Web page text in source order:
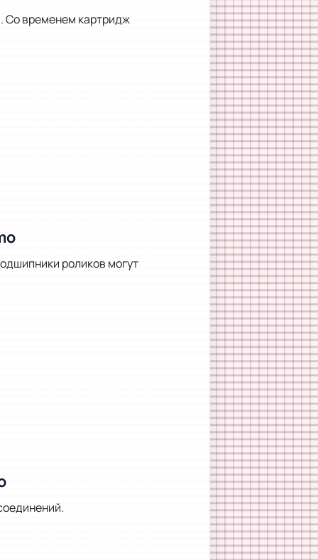
Со временем картридж
роликов могут